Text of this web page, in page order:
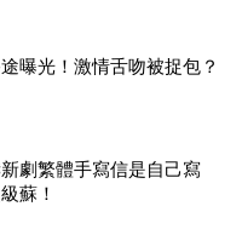
曝光！激情舌吻被捉包？
劇繁體手寫信是自己寫
蘇！